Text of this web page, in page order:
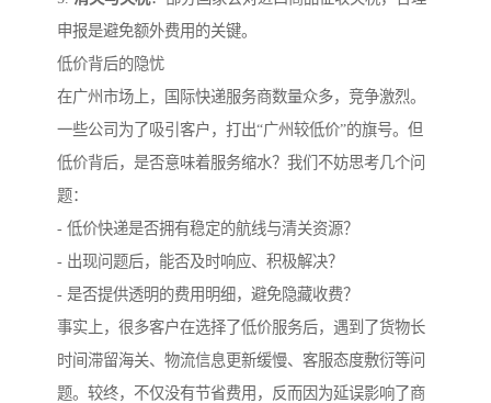
申报是避免额外费用的关键。
低价背后的隐忧
在广州市场上，国际快递服务商数量众多，竞争激烈。
一些公司为了吸引客户，打出“广州较低价”的旗号。但
低价背后，是否意味着服务缩水？我们不妨思考几个问
题：
- 低价快递是否拥有稳定的航线与清关资源？
- 出现问题后，能否及时响应、积极解决？
- 是否提供透明的费用明细，避免隐藏收费？
事实上，很多客户在选择了低价服务后，遇到了货物长
时间滞留海关、物流信息更新缓慢、客服态度敷衍等问
题。较终，不仅没有节省费用，反而因为延误影响了商